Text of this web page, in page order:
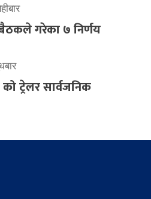
बैठकले गरेका ७ निर्णय
ट्रेलर सार्वजनिक